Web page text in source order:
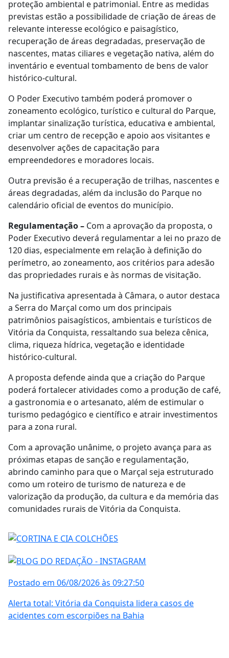
proteção ambiental e patrimonial. Entre as medidas
previstas estão a possibilidade de criação de áreas de
relevante interesse ecológico e paisagístico,
recuperação de áreas degradadas, preservação de
nascentes, matas ciliares e vegetação nativa, além do
inventário e eventual tombamento de bens de valor
histórico-cultural.
O Poder Executivo também poderá promover o
zoneamento ecológico, turístico e cultural do Parque,
implantar sinalização turística, educativa e ambiental,
criar um centro de recepção e apoio aos visitantes e
desenvolver ações de capacitação para
empreendedores e moradores locais.
Outra previsão é a recuperação de trilhas, nascentes e
áreas degradadas, além da inclusão do Parque no
calendário oficial de eventos do município.
Regulamentação – Com a aprovação da proposta, o
Poder Executivo deverá regulamentar a lei no prazo de
120 dias, especialmente em relação à definição do
perímetro, ao zoneamento, aos critérios para adesão
das propriedades rurais e às normas de visitação.
Na justificativa apresentada à Câmara, o autor destaca
a Serra do Marçal como um dos principais
patrimônios paisagísticos, ambientais e turísticos de
Vitória da Conquista, ressaltando sua beleza cênica,
clima, riqueza hídrica, vegetação e identidade
histórico-cultural.
A proposta defende ainda que a criação do Parque
poderá fortalecer atividades como a produção de café,
a gastronomia e o artesanato, além de estimular o
turismo pedagógico e científico e atrair investimentos
para a zona rural.
Com a aprovação unânime, o projeto avança para as
próximas etapas de sanção e regulamentação,
abrindo caminho para que o Marçal seja estruturado
como um roteiro de turismo de natureza e de
valorização da produção, da cultura e da memória das
comunidades rurais de Vitória da Conquista.
Postado em 06/08/2026 às 09:27:50
Alerta total: Vitória da Conquista lidera casos de
acidentes com escorpiões na Bahia